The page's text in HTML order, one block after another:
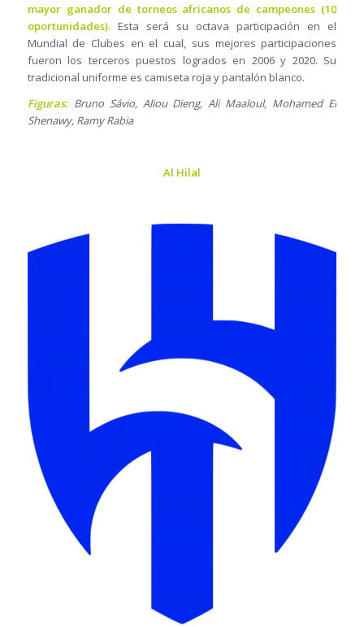
mayor ganador de torneos africanos de campeones (10
oportunidades).Esta será su octava participación en el
Mundial de Clubes en el cual, sus mejores participaciones
fueron los terceros puestos logrados en 2006 y 2020. Su
tradicional uniforme es camiseta roja y pantalón blanco.
Figuras:Bruno Sávio, Aliou Dieng, Ali Maaloul, Mohamed El
Shenawy, Ramy Rabia
Al Hilal